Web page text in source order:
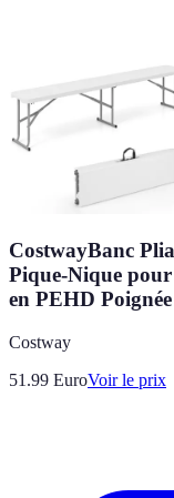
CostwayBanc
Pique-Nique pour
en PEHD
Costway
51.99 EuroVoir le prix